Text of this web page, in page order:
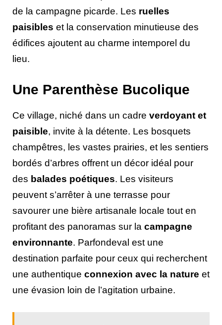
de la campagne picarde. Les ruelles
paisibles et la conservation minutieuse des
édifices ajoutent au charme intemporel du
lieu.
Une Parenthèse Bucolique
Ce village, niché dans un cadre verdoyant et
paisible, invite à la détente. Les bosquets
champêtres, les vastes prairies, et les sentiers
bordés d’arbres offrent un décor idéal pour
des balades poétiques. Les visiteurs
peuvent s’arrêter à une terrasse pour
savourer une bière artisanale locale tout en
profitant des panoramas sur la campagne
environnante. Parfondeval est une
destination parfaite pour ceux qui recherchent
une authentique connexion avec la nature et
une évasion loin de l’agitation urbaine.